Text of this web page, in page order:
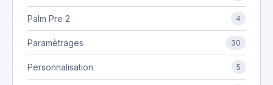
Palm Pre 2 4
Paramètrages 30
Personnalisation 5